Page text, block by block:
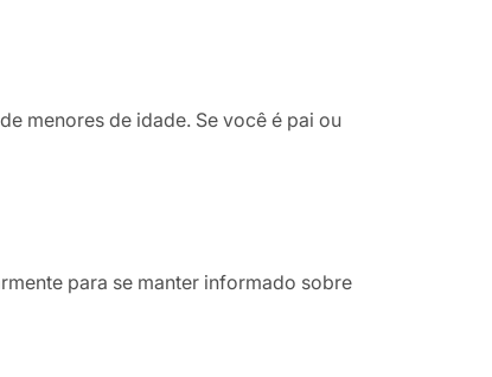
menores de idade. Se você é pai ou
para se manter informado sobre